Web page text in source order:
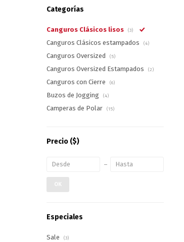
Categorías
Canguros Clásicos lisos (3)
Canguros Clásicos estampados (4)
Canguros Oversized (5)
Canguros Oversized Estampados (2)
Canguros con Cierre (6)
Buzos de Jogging (4)
Camperas de Polar (15)
Precio ($)
OK
Especiales
Sale (3)